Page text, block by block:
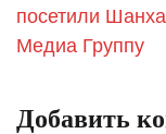
посетили
Медиа Группу
Добавить